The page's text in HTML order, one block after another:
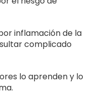
inflamación de la
complicado
lo aprenden y lo